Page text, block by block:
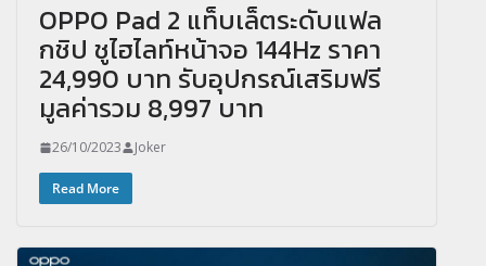
OPPO Pad 2 แท็บเล็ตระดับแฟล
กชิป ชูไฮไลท์หน้าจอ 144Hz ราคา
24,990 บาท รับอุปกรณ์เสริมฟรี
มูลค่ารวม 8,997 บาท
26/10/2023 Joker
Read More